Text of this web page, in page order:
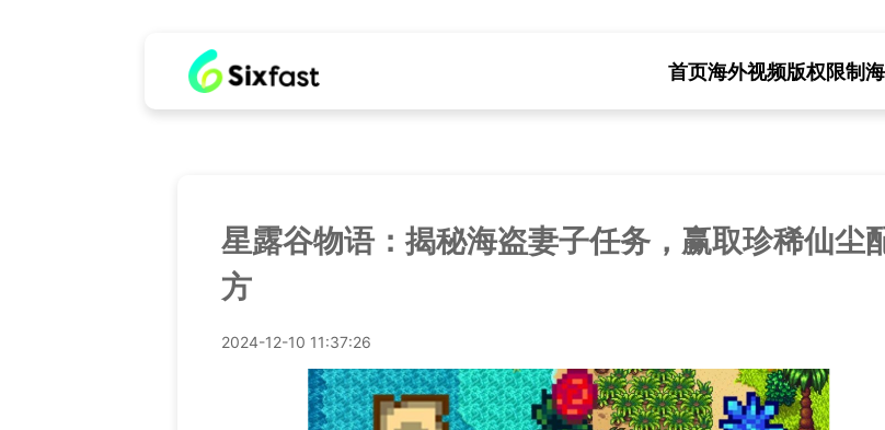
首页海外视频版权限制
星露谷物语：揭秘海盗妻子任务，赢取珍稀仙尘
方
2024-12-10 11:37:26